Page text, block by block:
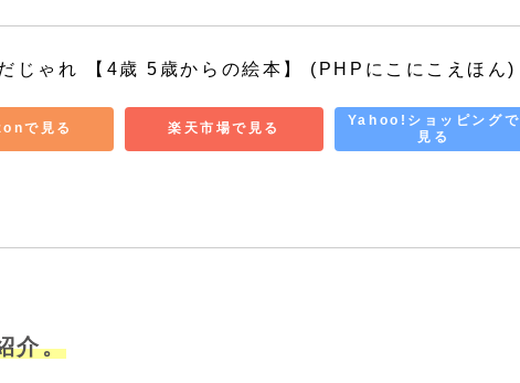
じゃれ 【4歳 5歳からの絵本】 (PHPにこにこえほん)
で見る 楽天市場で見る
Yahoo!ショッピングで
見る
介。